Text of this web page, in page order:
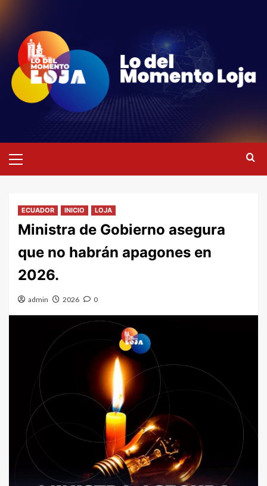
contenido
primario
ECUADOR INICIO LOJA
Ministra de Gobierno asegura
que no habrán apagones en
2026.
admin 2026 0